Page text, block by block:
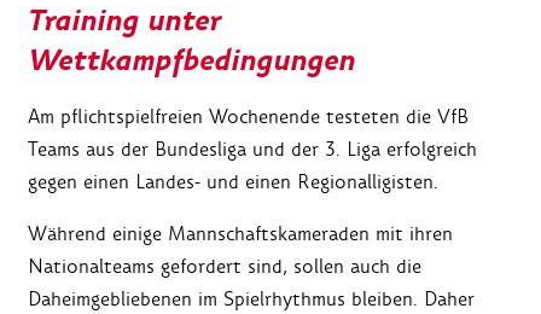
Training unter
Wettkampfbedingungen
Am pflichtspielfreien Wochenende testeten die VfB
Teams aus der Bundesliga und der 3. Liga erfolgreich
gegen einen Landes- und einen Regionalligisten.
Während einige Mannschaftskameraden mit ihren
Nationalteams gefordert sind, sollen auch die
Daheimgebliebenen im Spielrhythmus bleiben. Daher